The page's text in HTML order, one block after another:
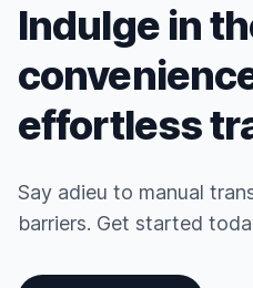
Indulge in
effortless
Say adieu to manual
barriers. Get started